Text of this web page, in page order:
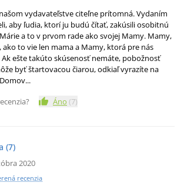
vydavateľstve citeľne prítomná. Vydaním
aby ľudia, ktorí ju budú čítať, zakúsili osobitnú
a to v prvom rade ako svojej Mamy. Mamy,
to vie len mama a Mamy, ktorá pre nás
ešte takúto skúsenosť nemáte, pobožnosť
byť štartovacou čiarou, odkiaľ vyrazíte na
Áno (7)
(7)
2020
recenzia